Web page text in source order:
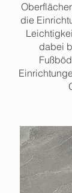
die
dabei